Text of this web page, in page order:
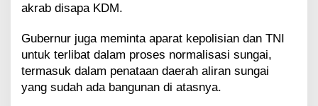
akrab disapa KDM.
Gubernur juga meminta aparat kepolisian dan TNI
untuk terlibat dalam proses normalisasi sungai,
termasuk dalam penataan daerah aliran sungai
yang sudah ada bangunan di atasnya.